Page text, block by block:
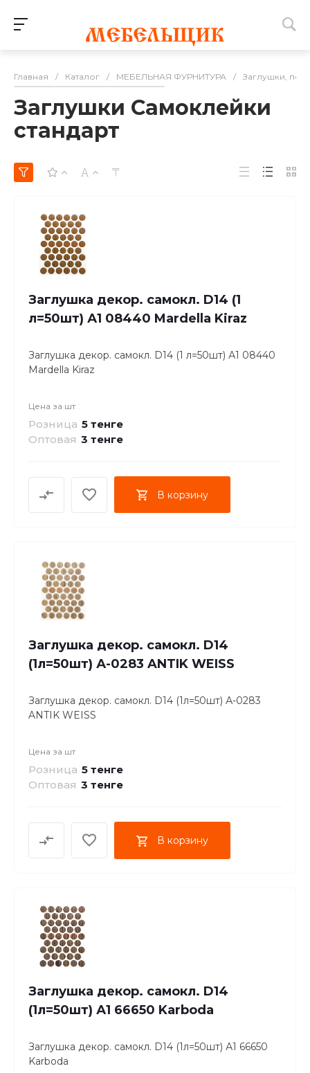
Главная / Каталог / МЕБЕЛЬНАЯ ФУРНИТУРА / Заглушки,
Заглушки Самоклейки
стандарт
Заглушка декор. самокл. D14 (1
л=50шт) А1 08440 Mardella Kiraz
Заглушка декор. самокл. D14 (1 л=50шт) А1 08440
Mardella Kiraz
Цена за шт
Розница 5 тенге
Оптовая 3 тенге
В корзину
Заглушка декор. самокл. D14
(1л=50шт) А-0283 ANTIK WEISS
Заглушка декор. самокл. D14 (1л=50шт) А-0283
ANTIK WEISS
Цена за шт
Розница 5 тенге
Оптовая 3 тенге
В корзину
Заглушка декор. самокл. D14
(1л=50шт) А1 66650 Karboda
Заглушка декор. самокл. D14 (1л=50шт) А1 66650
Karboda